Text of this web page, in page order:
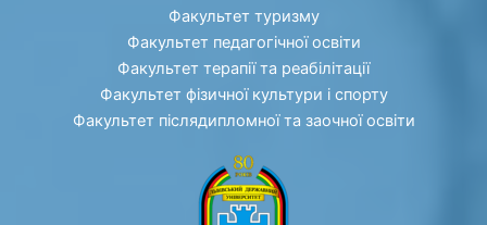
Факультет туризму
Факультет педагогічної освіти
Факультет терапії та реабілітації
Факультет фізичної культури і спорту
Факультет післядипломної та заочної освіти